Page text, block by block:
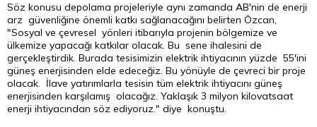
Söz konusu depolama projeleriyle aynı zamanda AB'nin de enerji
arz güvenliğine önemli katkı sağlanacağını belirten Özcan,
"Sosyal ve çevresel yönleri itibarıyla projenin bölgemize ve
ülkemize yapacağı katkılar olacak. Bu sene ihalesini de
gerçekleştirdik. Burada tesisimizin elektrik ihtiyacının yüzde 55'ini
güneş enerjisinden elde edeceğiz. Bu yönüyle de çevreci bir proje
olacak. İlave yatırımlarla tesisin tüm elektrik ihtiyacını güneş
enerjisinden karşılamış olacağız. Yaklaşık 3 milyon kilovatsaat
enerji ihtiyacından söz ediyoruz." diye konuştu.